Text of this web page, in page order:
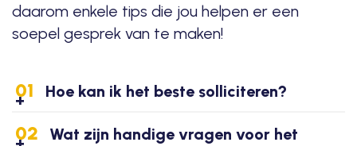
daarom enkele tips die jou helpen er een
soepel gesprek van te maken!
01 Hoe kan ik het beste solliciteren?
02
Wat zijn handige vragen voor het